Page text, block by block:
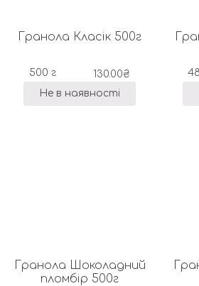
Гранола Класік 500г
500 г 130.00₴
Не в наявності
Гранола Шоколадний
пломбір 500г